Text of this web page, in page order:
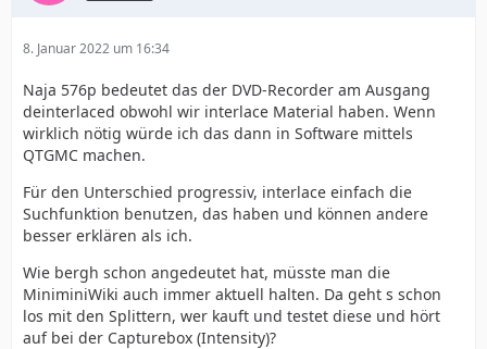
8. Januar 2022 um 16:34
Naja 576p bedeutet das der DVD-Recorder am Ausgang
deinterlaced obwohl wir interlace Material haben. Wenn
wirklich nötig würde ich das dann in Software mittels
QTGMC machen.
Für den Unterschied progressiv, interlace einfach die
Suchfunktion benutzen, das haben und können andere
besser erklären als ich.
Wie bergh schon angedeutet hat, müsste man die
MiniminiWiki auch immer aktuell halten. Da geht s schon
los mit den Splittern, wer kauft und testet diese und hört
auf bei der Capturebox (Intensity)?